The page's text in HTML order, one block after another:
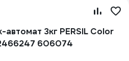
3кг PERSIL Color
606074